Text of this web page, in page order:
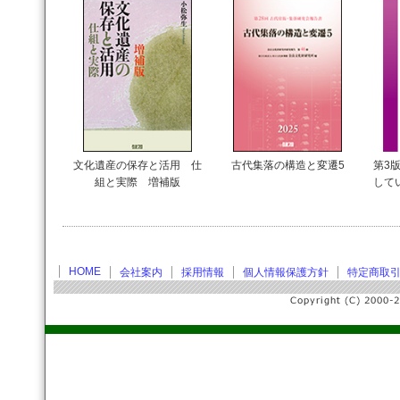
文化遺産の保存と活用 仕
組と実際 増補版
古代集落の構造と変遷5
第3
して
HOME 会社案内 採用情報 個人情報保護方針 特定商取